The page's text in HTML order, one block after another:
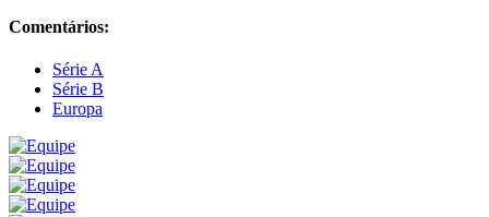
Comentários:
Série A
Série B
Europa